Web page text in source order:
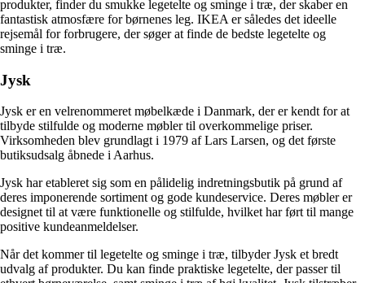
produkter, finder du smukke legetelte og sminge i træ, der skaber en
fantastisk atmosfære for børnenes leg. IKEA er således det ideelle
rejsemål for forbrugere, der søger at finde de bedste legetelte og
sminge i træ.
Jysk
Jysk er en velrenommeret møbelkæde i Danmark, der er kendt for at
tilbyde stilfulde og moderne møbler til overkommelige priser.
Virksomheden blev grundlagt i 1979 af Lars Larsen, og det første
butiksudsalg åbnede i Aarhus.
Jysk har etableret sig som en pålidelig indretningsbutik på grund af
deres imponerende sortiment og gode kundeservice. Deres møbler er
designet til at være funktionelle og stilfulde, hvilket har ført til mange
positive kundeanmeldelser.
Når det kommer til legetelte og sminge i træ, tilbyder Jysk et bredt
udvalg af produkter. Du kan finde praktiske legetelte, der passer til